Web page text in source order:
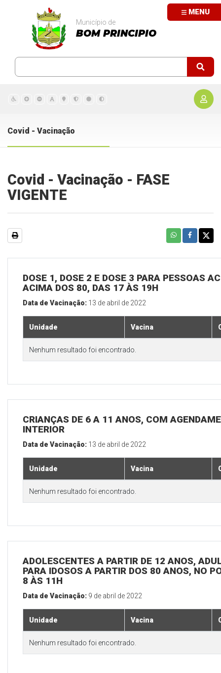
MENU
Município de
BOM PRINCIPIO
Covid - Vacinação
Covid - Vacinação - FASE
VIGENTE
DOSE 1, DOSE 2 E DOSE 3 PARA PESSOAS
ACIMA DOS 80, DAS 17 ÀS 19H
Data de Vacinação: 13 de abril de 2022
Unidade Vacina
Nenhum resultado foi encontrado.
CRIANÇAS DE 6 A 11 ANOS, COM
INTERIOR
Data de Vacinação: 13 de abril de 2022
Unidade Vacina
Nenhum resultado foi encontrado.
ADOLESCENTES A PARTIR DE 12 ANOS,
PARA IDOSOS A PARTIR DOS 80 ANOS, NO
8 ÀS 11H
Data de Vacinação: 9 de abril de 2022
Unidade Vacina
Nenhum resultado foi encontrado.